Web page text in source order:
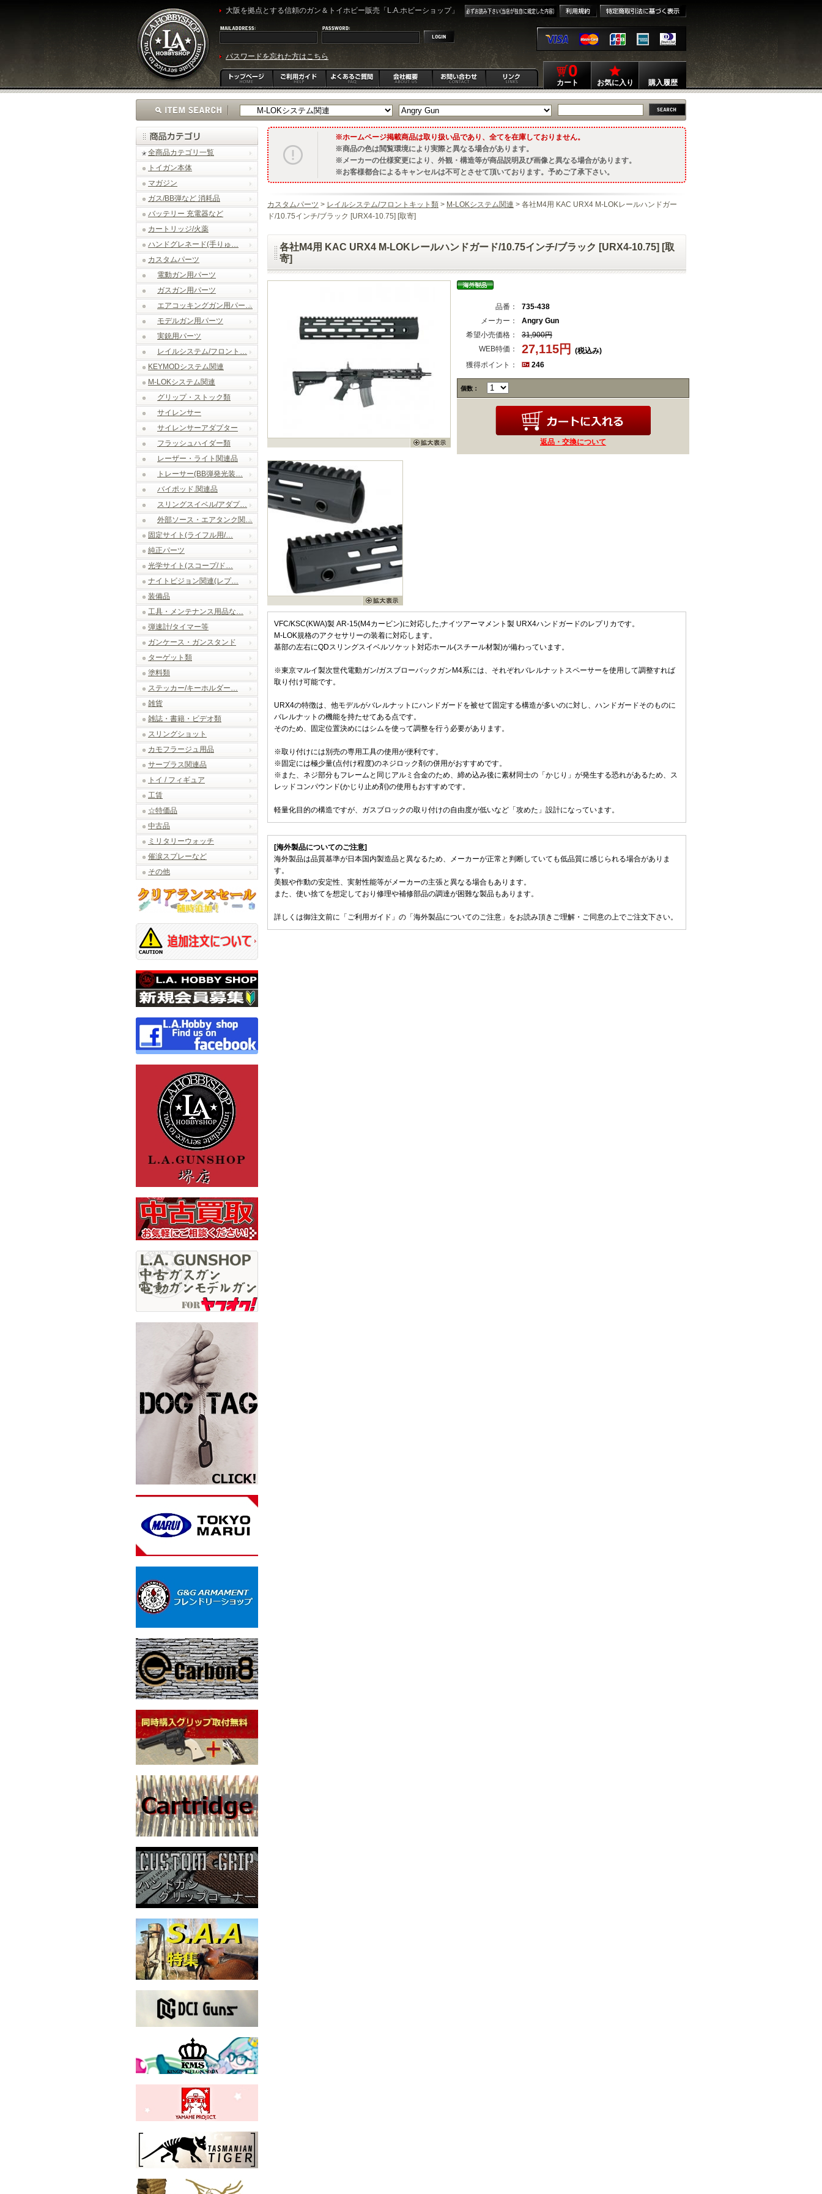
大阪を拠点とする信頼のガン＆トイホビー販売「L.A.ホビーショップ」
パスワードを忘れた方はこちら
0
カート お気に入り 購入履歴
全商品カテゴリ一覧
トイガン本体
マガジン
ガス/BB弾など 消耗品
バッテリー 充電器など
カートリッジ/火薬
ハンドグレネード(手りゅ…
カスタムパーツ
電動ガン用パーツ
ガスガン用パーツ
エアコッキングガン用パー…
モデルガン用パーツ
実銃用パーツ
レイルシステム/フロント…
KEYMODシステム関連
M-LOKシステム関連
グリップ・ストック類
サイレンサー
サイレンサーアダプター
フラッシュハイダー類
レーザー・ライト関連品
トレーサー(BB弾発光装…
バイポッド.関連品
スリングスイベル/アダプ…
外部ソース・エアタンク関…
固定サイト(ライフル用/…
純正パーツ
光学サイト(スコープ/ド…
ナイトビジョン関連(レプ…
装備品
工具・メンテナンス用品な…
弾速計/タイマー等
ガンケース・ガンスタンド
ターゲット類
塗料類
ステッカー/キーホルダー…
雑貨
雑誌・書籍・ビデオ類
スリングショット
カモフラージュ用品
サープラス関連品
トイ / フィギュア
工賃
☆特価品
中古品
ミリタリーウォッチ
催涙スプレーなど
その他
ホームページ掲載商品は取り扱い品であり、全てを在庫しておりません。
商品の色は閲覧環境により実際と異なる場合があります。
メーカーの仕様変更により、外観・構造等が商品説明及び画像と異なる場合があります。
お客様都合によるキャンセルは不可とさせて頂いております。予めご了承下さい。
カスタムパーツ > レイルシステム/フロントキット類 > M-LOKシステム関連 > 各社M4用 KAC URX4 M-LOKレールハンドガー
ド/10.75インチ/ブラック [URX4-10.75] [取寄]
各社M4用 KAC URX4 M-LOKレールハンドガード/10.75インチ/ブラック [URX4-10.75] [取
寄]
品番：
735-438
メーカー：
Angry Gun
希望小売価格：
31,900円
WEB特価：
27,115円
(税込み)
獲得ポイント：
246
個数：
返品・交換について
VFC/KSC(KWA)製 AR-15(M4カービン)に対応した,ナイツアーマメント製 URX4ハンドガードのレプリカです。
M-LOK規格のアクセサリーの装着に対応します。
基部の左右にQDスリングスイベルソケット対応ホール(スチール材製)が備わっています。
※東京マルイ製次世代電動ガン/ガスブローバックガンM4系には、それぞれバレルナットスペーサーを使用して調整すれば
取り付け可能です。
URX4の特徴は、他モデルがバレルナットにハンドガードを被せて固定する構造が多いのに対し、ハンドガードそのものに
バレルナットの機能を持たせてある点です。
そのため、固定位置決めにはシムを使って調整を行う必要があります。
※取り付けには別売の専用工具の使用が便利です。
※固定には極少量(点付け程度)のネジロック剤の併用がおすすめです。
※また、ネジ部分もフレームと同じアルミ合金のため、締め込み後に素材同士の「かじり」が発生する恐れがあるため、ス
レッドコンパウンド(かじり止め剤)の使用もおすすめです。
軽量化目的の構造ですが、ガスブロックの取り付けの自由度が低いなど「攻めた」設計になっています。
[海外製品についてのご注意]
海外製品は品質基準が日本国内製造品と異なるため、メーカーが正常と判断していても低品質に感じられる場合がありま
す。
美観や作動の安定性、実射性能等がメーカーの主張と異なる場合もあります。
また、使い捨てを想定しており修理や補修部品の調達が困難な製品もあります。
詳しくは御注文前に「ご利用ガイド」の「海外製品についてのご注意」をお読み頂きご理解・ご同意の上でご注文下さい。